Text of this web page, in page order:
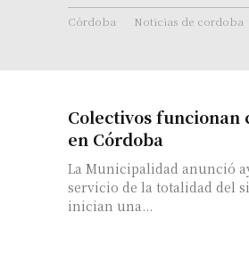
Córdoba Noticias de cordoba
Colectivos
en Córdoba
La Municipalidad anunció
servicio de la totalidad del
inician una...